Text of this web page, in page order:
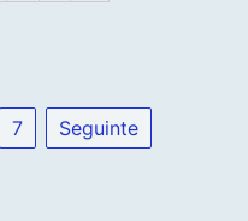
7 Seguinte